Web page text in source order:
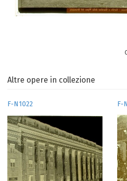
Altre opere in collezione
F-N1022 F-